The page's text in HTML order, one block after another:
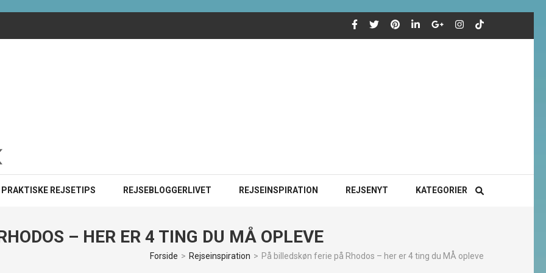
i 2025?
PRAKTISKE REJSETIPS REJSEBLOGGERLIVET REJSEINSPIRATION REJSENYT KATEGORIER
– HER ER 4 TING DU MÅ OPLEVE
Forside > Rejseinspiration > På billedskøn ferie på Rhodos – her er 4 ting du MÅ opleve